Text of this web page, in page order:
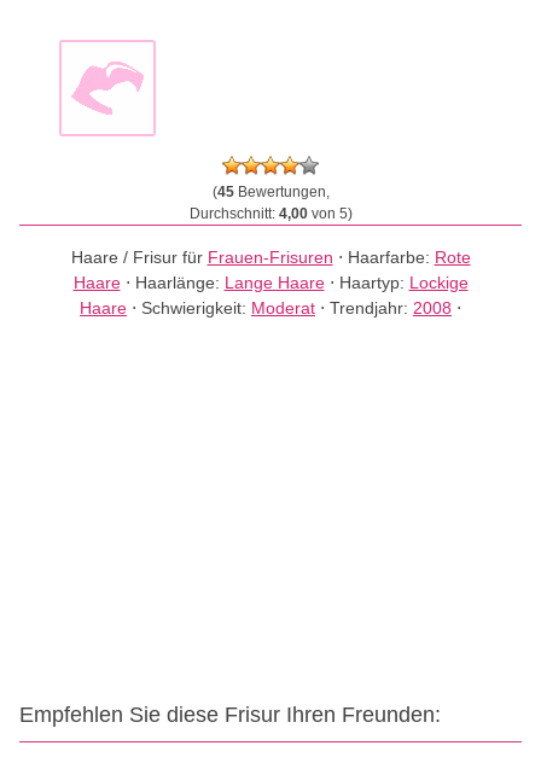
(45Bewertungen,
Durchschnitt: 4,00von 5)
Haare / Frisur für Frauen-Frisuren ⋅ Haarfarbe: Rote
Haare⋅ Haarlänge: Lange Haare⋅ Haartyp: Lockige
Haare ⋅ Schwierigkeit: Moderat ⋅ Trendjahr: 2008 ⋅
Empfehlen Sie diese Frisur Ihren Freunden: